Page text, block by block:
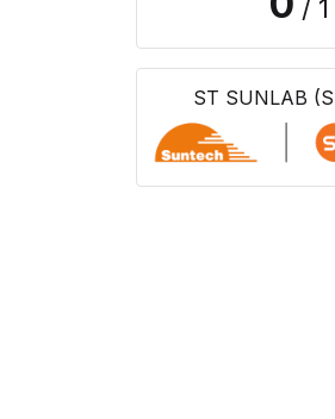
/ 1
ST SUNLAB